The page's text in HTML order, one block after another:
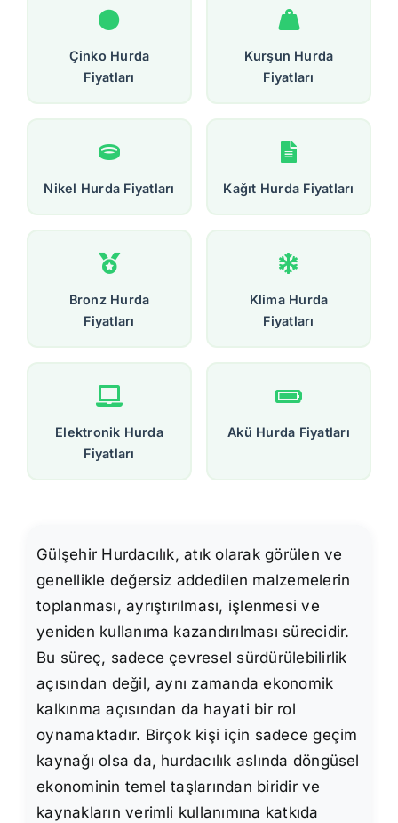
Çinko Hurda
Fiyatları
Kurşun Hurda
Fiyatları
Nikel Hurda Fiyatları Kağıt Hurda Fiyatları
Bronz Hurda
Fiyatları
Klima Hurda
Fiyatları
Elektronik Hurda
Fiyatları
Akü Hurda Fiyatları
Gülşehir Hurdacılık, atık olarak görülen ve
genellikle değersiz addedilen malzemelerin
toplanması, ayrıştırılması, işlenmesi ve
yeniden kullanıma kazandırılması sürecidir.
Bu süreç, sadece çevresel sürdürülebilirlik
açısından değil, aynı zamanda ekonomik
kalkınma açısından da hayati bir rol
oynamaktadır. Birçok kişi için sadece geçim
kaynağı olsa da, hurdacılık aslında döngüsel
ekonominin temel taşlarından biridir ve
kaynakların verimli kullanımına katkıda